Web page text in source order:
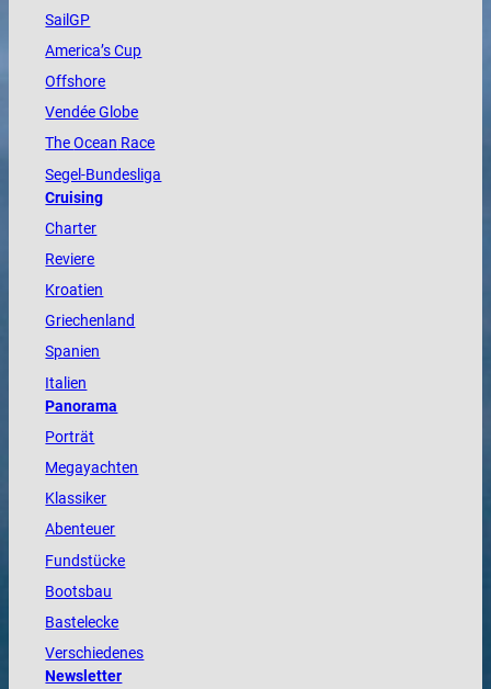
SailGP
America’s Cup
Offshore
VendéeGlobe
TheOcean Race
Segel-Bundesliga
Cruising
Charter
Reviere
Kroatien
Griechenland
Spanien
Italien
Panorama
Porträt
Megayachten
Klassiker
Abenteuer
Fundstücke
Bootsbau
Bastelecke
Verschiedenes
Newsletter